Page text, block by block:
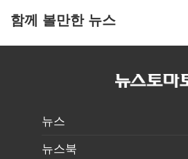
함께 볼만한 뉴스
뉴스
뉴스북